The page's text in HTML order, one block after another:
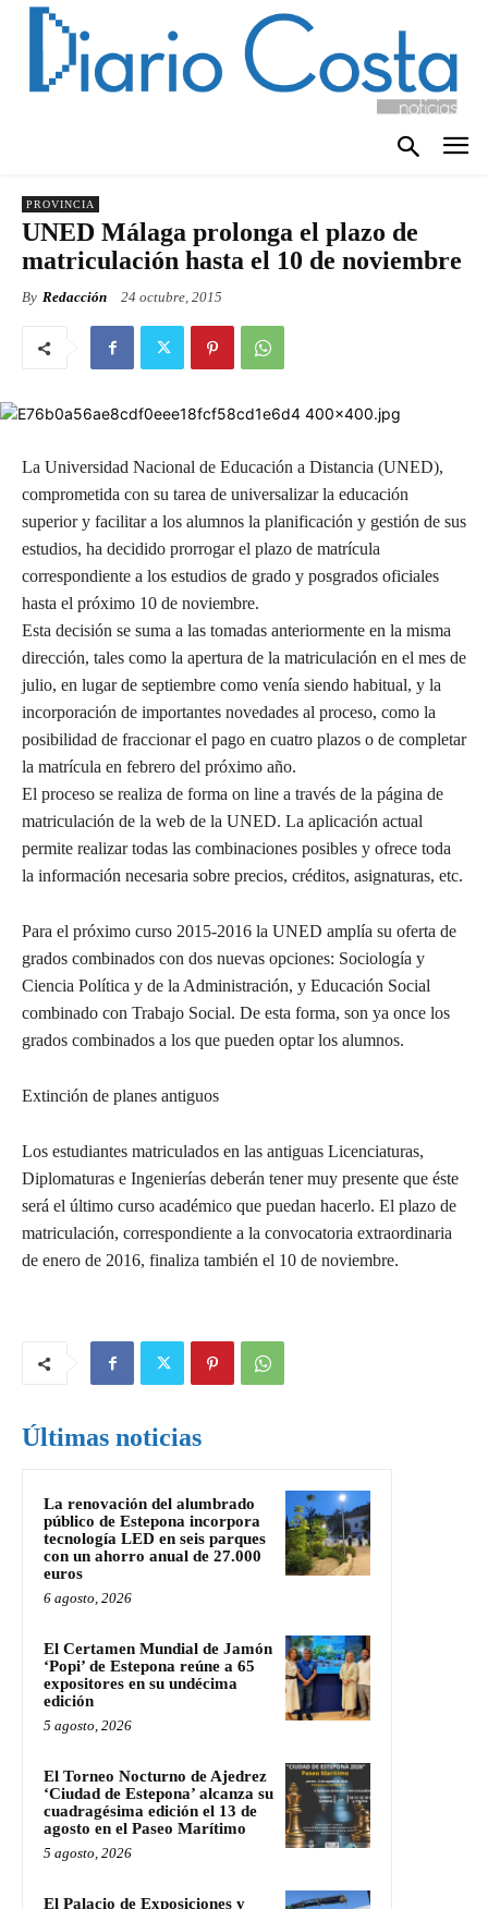
PROVINCIA
UNED Málaga prolonga el plazo de
matriculación hasta el 10 de noviembre
By Redacción 24 octubre, 2015
La Universidad Nacional de Educación a Distancia (UNED),
comprometida con su tarea de universalizar la educación
superior y facilitar a los alumnos la planificación y gestión de sus
estudios, ha decidido prorrogar el plazo de matrícula
correspondiente a los estudios de grado y posgrados oficiales
hasta el próximo 10 de noviembre.
Esta decisión se suma a las tomadas anteriormente en la misma
dirección, tales como la apertura de la matriculación en el mes de
julio, en lugar de septiembre como venía siendo habitual, y la
incorporación de importantes novedades al proceso, como la
posibilidad de fraccionar el pago en cuatro plazos o de completar
la matrícula en febrero del próximo año.
El proceso se realiza de forma on line a través de la página de
matriculación de la web de la UNED. La aplicación actual
permite realizar todas las combinaciones posibles y ofrece toda
la información necesaria sobre precios, créditos, asignaturas, etc.
Para el próximo curso 2015-2016 la UNED amplía su oferta de
grados combinados con dos nuevas opciones: Sociología y
Ciencia Política y de la Administración, y Educación Social
combinado con Trabajo Social. De esta forma, son ya once los
grados combinados a los que pueden optar los alumnos.
Extinción de planes antiguos
Los estudiantes matriculados en las antiguas Licenciaturas,
Diplomaturas e Ingenierías deberán tener muy presente que éste
será el último curso académico que puedan hacerlo. El plazo de
matriculación, correspondiente a la convocatoria extraordinaria
de enero de 2016, finaliza también el 10 de noviembre.
Últimas noticias
La renovación del alumbrado
público de Estepona incorpora
tecnología LED en seis parques
con un ahorro anual de 27.000
euros
6 agosto, 2026
El Certamen Mundial de Jamón
‘Popi’ de Estepona reúne a 65
expositores en su undécima
edición
5 agosto, 2026
El Torneo Nocturno de Ajedrez
‘Ciudad de Estepona’ alcanza su
cuadragésima edición el 13 de
agosto en el Paseo Marítimo
5 agosto, 2026
El Palacio de Exposiciones y